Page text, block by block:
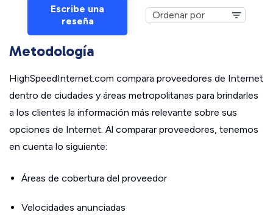
Escribe una
reseña
Metodología
HighSpeedInternet.com compara proveedores de Internet
dentro de ciudades y áreas metropolitanas para brindarles
a los clientes la información más relevante sobre sus
opciones de Internet. Al comparar proveedores, tenemos
en cuenta lo siguiente:
Áreas de cobertura del proveedor
Velocidades anunciadas